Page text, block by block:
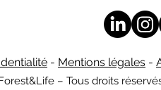
- Mentions légales -
– Tous droits